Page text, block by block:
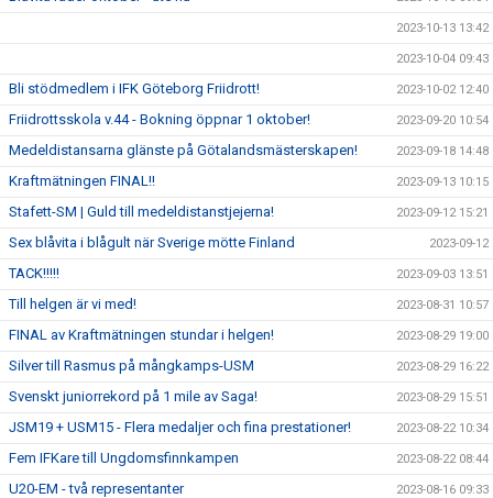
2023-10-13 13:42
2023-10-04 09:43
Bli stödmedlem i IFK Göteborg Friidrott! 2023-10-02 12:40
Friidrottsskola v.44 - Bokning öppnar 1 oktober! 2023-09-20 10:54
Medeldistansarna glänste på Götalandsmästerskapen! 2023-09-18 14:48
Kraftmätningen FINAL!! 2023-09-13 10:15
Stafett-SM | Guld till medeldistanstjejerna! 2023-09-12 15:21
Sex blåvita i blågult när Sverige mötte Finland 2023-09-12
TACK!!!!! 2023-09-03 13:51
Till helgen är vi med! 2023-08-31 10:57
FINAL av Kraftmätningen stundar i helgen! 2023-08-29 19:00
Silver till Rasmus på mångkamps-USM 2023-08-29 16:22
Svenskt juniorrekord på 1 mile av Saga! 2023-08-29 15:51
JSM19 + USM15 - Flera medaljer och fina prestationer! 2023-08-22 10:34
Fem IFKare till Ungdomsfinnkampen 2023-08-22 08:44
U20-EM - två representanter 2023-08-16 09:33